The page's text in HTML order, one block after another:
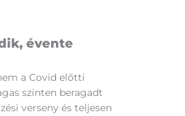
évente
a Covid előtti
szinten beragadt
verseny és teljesen